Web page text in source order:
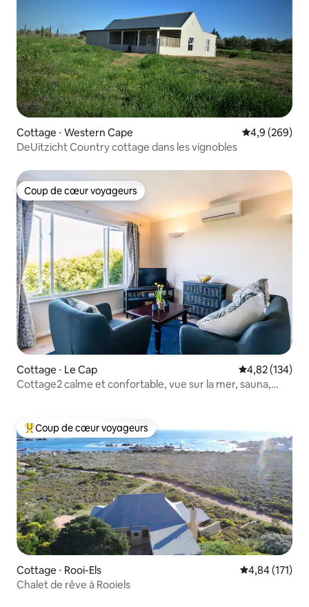
Cottage ⋅ Western Cape Évaluation
4,9 (269)
DeUitzicht Country cottage dans les vignobles
Coup de cœur voyageurs
Coup de cœur voyageurs
Cottage ⋅ Le Cap Évaluation
4,82 (134)
Cottage2 calme et confortable, vue sur la mer, sauna,
Coups de cœur voyageurs les plus appréciés
Coup de cœur voyageurs
Cottage ⋅ Rooi-Els Évaluation
4,84 (171)
Chalet de rêve à Rooiels